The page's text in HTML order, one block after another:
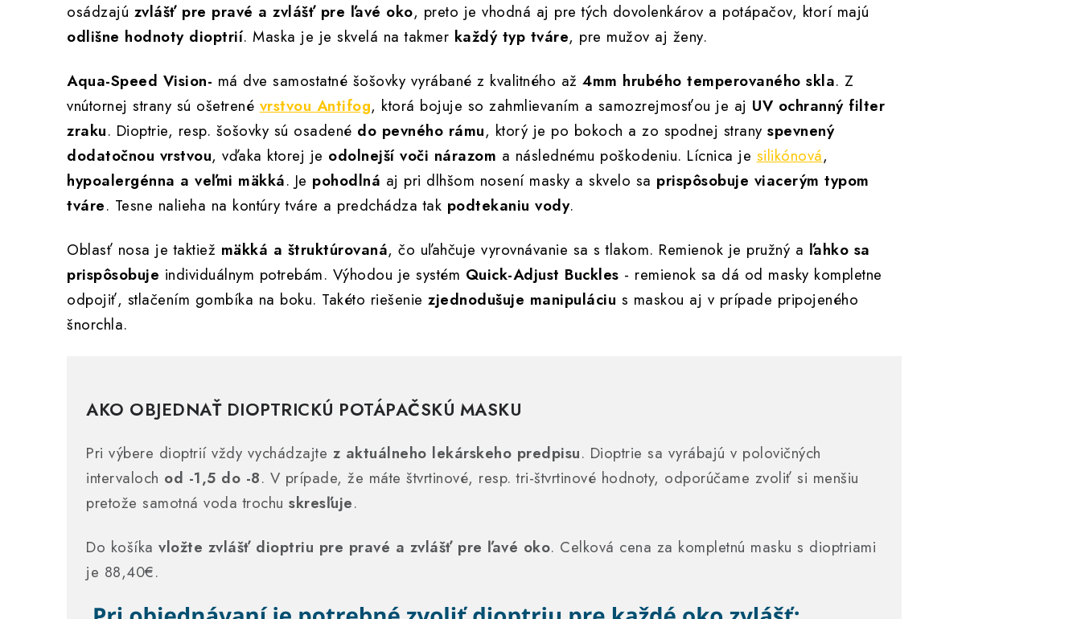
osádzajú zvlášť pre pravé a zvlášť pre ľavé oko, preto je vhodná aj pre tých dovolenkárov a potápačov, ktorí majú
odlišne hodnoty dioptrií. Maska je je skvelá na takmer každý typ tváre, pre mužov aj ženy.
Aqua-Speed Vision- má dve samostatné šošovky vyrábané z kvalitného až 4mm hrubého temperovaného skla. Z
vnútornej strany sú ošetrené vrstvou Antifog, ktorá bojuje so zahmlievaním a samozrejmosťou je aj UV ochranný filter
zraku. Dioptrie, resp. šošovky sú osadené do pevného rámu, ktorý je po bokoch a zo spodnej strany spevnený
dodatočnou vrstvou, vďaka ktorej je odolnejší voči nárazom a následnému poškodeniu. Lícnica je silikónová,
hypoalergénna a veľmi mäkká. Je pohodlná aj pri dlhšom nosení masky a skvelo sa prispôsobuje viacerým typom
tváre. Tesne nalieha na kontúry tváre a predchádza tak podtekaniu vody.
Oblasť nosa je taktiež mäkká a štruktúrovaná, čo uľahčuje vyrovnávanie sa s tlakom. Remienok je pružný a ľahko sa
prispôsobuje individuálnym potrebám. Výhodou je systém Quick-Adjust Buckles - remienok sa dá od masky kompletne
odpojiť, stlačením gombíka na boku. Takéto riešenie zjednodušuje manipuláciu s maskou aj v prípade pripojeného
šnorchla.
AKO OBJEDNAŤ DIOPTRICKÚ POTÁPAČSKÚ MASKU
Pri výbere dioptrií vždy vychádzajte z aktuálneho lekárskeho predpisu. Dioptrie sa vyrábajú v polovičných
intervaloch od -1,5 do -8. V prípade, že máte štvrtinové, resp. tri-štvrtinové hodnoty, odporúčame zvoliť si menšiu
pretože samotná voda trochu skresľuje.
Do košíka vložte zvlášť dioptriu pre pravé a zvlášť pre ľavé oko. Celková cena za kompletnú masku s dioptriami
je 88,40€.